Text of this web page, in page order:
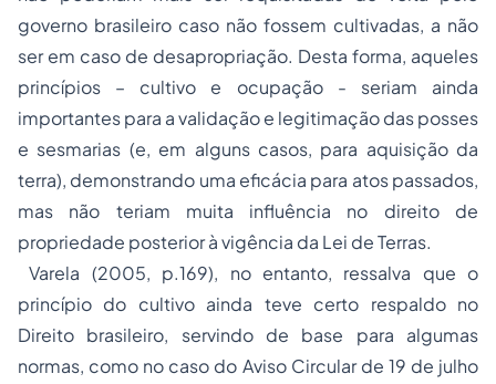
governo brasileiro caso não fossem cultivadas, a não
ser em caso de desapropriação. Desta forma, aqueles
princípios – cultivo e ocupação - seriam ainda
importantes para a validação e legitimação das posses
e sesmarias (e, em alguns casos, para aquisição da
terra), demonstrando uma eficácia para atos passados,
mas não teriam muita influência no direito de
propriedade posterior à vigência da Lei de Terras.
Varela (2005, p.169), no entanto, ressalva que o
princípio do cultivo ainda teve certo respaldo no
Direito brasileiro, servindo de base para algumas
normas, como no caso do Aviso Circular de 19 de julho